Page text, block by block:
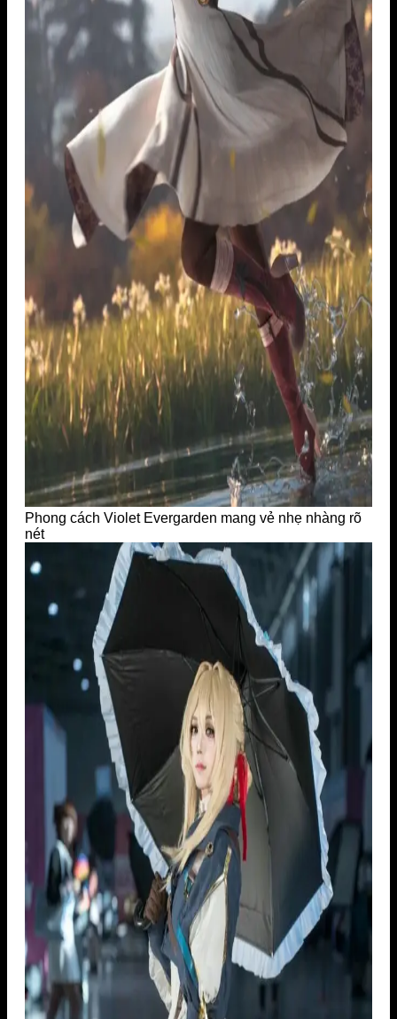
Phong cách Violet Evergarden mang vẻ nhẹ nhàng rõ
nét